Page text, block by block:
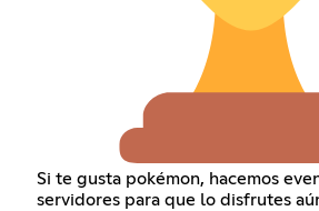
Si te gusta pokémon, hacemos
servidores para que lo disfrutes